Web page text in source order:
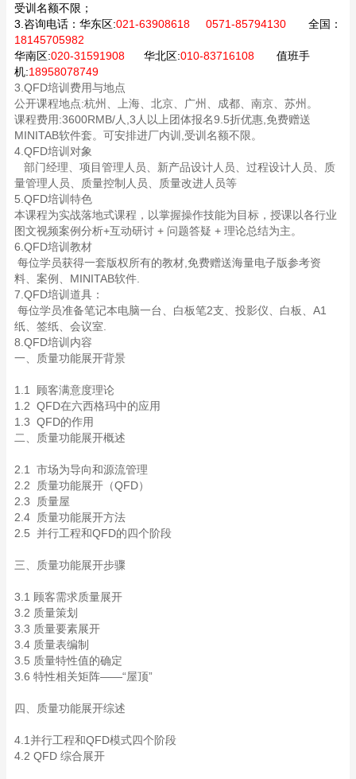
受训名额不限；
3.咨询电话： 华东区:021-63908618 0571-85794130
全国：
18145705982
华南区:020-31591908 华北区:010-83716108 值班手
机:18958078749
3.QFD培训费用与地点
公开课程地点:杭州、上海、北京、广州、成都、南京、苏州。
课程费用:3600RMB/人,3人以上团体报名9.5折优惠,免费赠送
MINITAB软件套。可安排进厂内训,受训名额不限。
4.QFD培训对象
部门经理、项目管理人员、新产品设计人员、过程设计人员、质
量管理人员、质量控制人员、质量改进人员等
5.QFD培训特色
本课程为实战落地式课程，以掌握操作技能为目标，授课以各行业
图文视频案例分析+互动研讨 + 问题答疑 + 理论总结为主。
6.QFD培训教材
每位学员获得一套版权所有的教材,免费赠送海量电子版参考资
料、案例、MINITAB软件.
7.QFD培训道具：
每位学员准备笔记本电脑一台、白板笔2支、投影仪、白板、A1
纸、签纸、会议室.
8.QFD培训内容
一、质量功能展开背景
1.1 顾客满意度理论
1.2 QFD在六西格玛中的应用
1.3 QFD的作用
二、质量功能展开概述
2.1 市场为导向和源流管理
2.2 质量功能展开（QFD）
2.3 质量屋
2.4 质量功能展开方法
2.5 并行工程和QFD的四个阶段
三、质量功能展开步骤
3.1 顾客需求质量展开
3.2 质量策划
3.3 质量要素展开
3.4 质量表编制
3.5 质量特性值的确定
3.6 特性相关矩阵——“屋顶”
四、质量功能展开综述
4.1并行工程和QFD模式四个阶段
4.2 QFD 综合展开